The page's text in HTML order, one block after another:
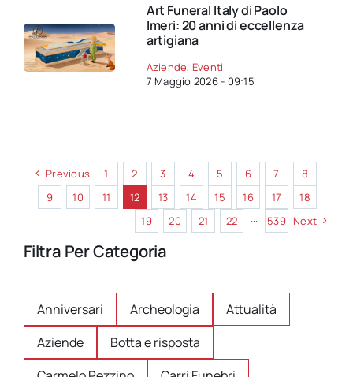
Art Funeral Italy di Paolo
Imeri: 20 anni di eccellenza
artigiana
Aziende, Eventi
7 Maggio 2026 - 09:15
Previous 1 2 3 4 5 6 7
8
9
10 11 12 13 14 15 16 17
18
19
20 21 22 ··· 539 Next
Filtra Per Categoria
Anniversari Archeologia
Attualità
Aziende
Botta e risposta